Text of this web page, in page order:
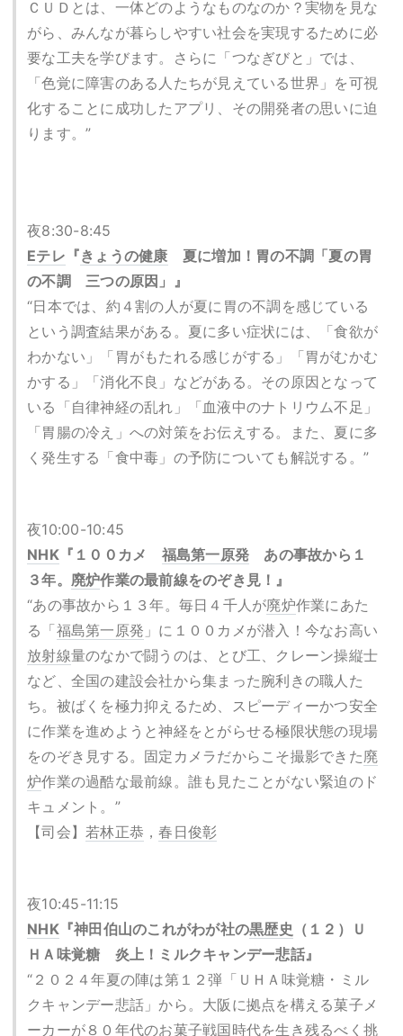
ＣＵＤとは、一体どのようなものなのか？実物を見な
がら、みんなが暮らしやすい社会を実現するために必
要な工夫を学びます。さらに「つなぎびと」では、
「色覚に障害のある人たちが見えている世界」を可視
化することに成功したアプリ、その開発者の思いに迫
ります。”
夜8:30-8:45
Eテレ 『きょうの健康 夏に増加！胃の不調「夏の胃
の不調 三つの原因」』
“日本では、約４割の人が夏に胃の不調を感じている
という調査結果がある。夏に多い症状には、「食欲が
わかない」「胃がもたれる感じがする」「胃がむかむ
かする」「消化不良」などがある。その原因となって
いる「自律神経の乱れ」「血液中のナトリウム不足」
「胃腸の冷え」への対策をお伝えする。また、夏に多
く発生する「食中毒」の予防についても解説する。”
夜10:00-10:45
NHK『１００カメ 福島第一原発 あの事故から１
３年。 廃炉作業の最前線をのぞき見！』
“あの事故から１３年。毎日４千人が廃炉作業にあた
る「福島第一原発 」に１００カメが潜入！今なお高い
放射線量のなかで闘うのは、とび工、クレーン操縦士
など、全国の建設会社から集まった腕利きの職人た
ち。被ばくを極力抑えるため、スピーディーかつ安全
に作業を進めようと神経をとがらせる極限状態の現場
をのぞき見する。固定カメラだからこそ撮影できた廃
炉作業の過酷な最前線。誰も見たことがない緊迫のド
キュメント。”
【司会】 若林正恭 ，春日俊彰
夜10:45-11:15
NHK『神田伯山のこれがわが社の黒歴史 （１２）Ｕ
ＨＡ味覚糖 炎上！ミルクキャンデー悲話』
“２０２４年夏の陣は第１２弾「ＵＨＡ味覚糖・ミル
クキャンデー悲話」から。大阪に拠点を構える菓子メ
ーカーが８０年代のお菓子戦国時代を生き残るべく挑